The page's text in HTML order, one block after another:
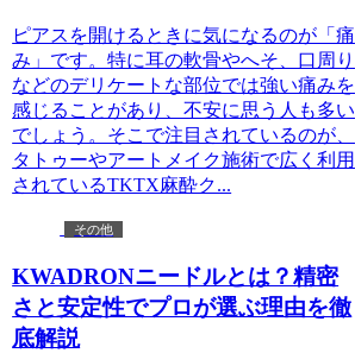
ピアスを開けるときに気になるのが「痛
み」です。特に耳の軟骨やへそ、口周り
などのデリケートな部位では強い痛みを
感じることがあり、不安に思う人も多い
でしょう。そこで注目されているのが、
タトゥーやアートメイク施術で広く利用
されているTKTX麻酔ク...
その他
KWADRONニードルとは？精密
さと安定性でプロが選ぶ理由を徹
底解説